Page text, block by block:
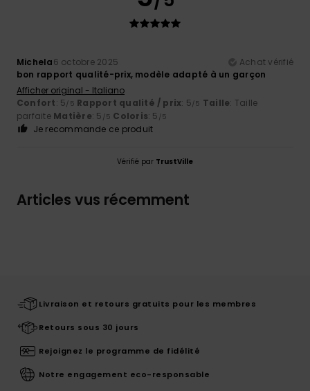
Michela6 octobre 2025
Achat vérifié
bon rapport qualité-prix, modèle adapté à un garçon
Afficher original - Italiano
Confort: 5/5 Rapport qualité / prix: 5/5 Taille: Taille
parfaite Matière: 5 /5 Coloris: 5 /5
Je recommande ce produit
Vérifié par TrustVille
Articles vus récemment
Livraison et retours gratuits pour les membres
Retours sous 30 jours
Rejoignez le programme de fidélité
Notre engagement eco-responsable